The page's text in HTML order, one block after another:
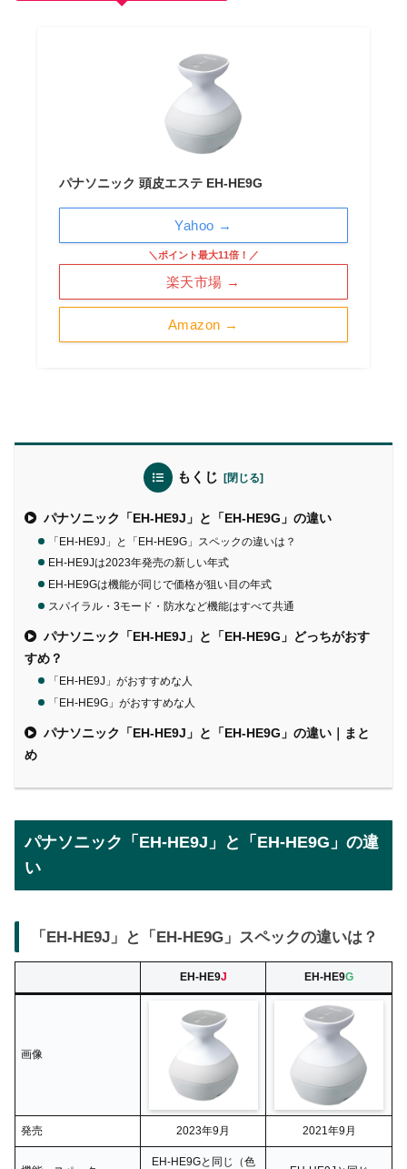
パナソニック 頭皮エステ EH-HE9G
Amazon →
＼ポイント最大11倍！／
楽天市場 →
Yahoo →
もくじ
パナソニック「EH-HE9J」と「EH-HE9G」の違い
「EH-HE9J」と「EH-HE9G」スペックの違いは？
EH-HE9Jは2023年発売の新しい年式
EH-HE9Gは機能が同じで価格が狙い目の年式
スパイラル・3モード・防水など機能はすべて共通
パナソニック「EH-HE9J」と「EH-HE9G」どっちがおす
すめ？
「EH-HE9J」がおすすめな人
「EH-HE9G」がおすすめな人
パナソニック「EH-HE9J」と「EH-HE9G」の違い｜まと
め
パナソニック「EH-HE9J」と「EH-HE9G」の違
い
「EH-HE9J」と「EH-HE9G」スペックの違いは？
EH-HE9J EH-HE9G
画像
発売 2023年9月 2021年9月
EH-HE9Gと同じ（色